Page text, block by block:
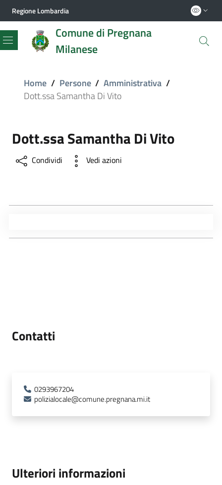
Regione Lombardia
Comune di Pregnana
Milanese
Menu
Home / Persone / Amministrativa /
Dott.ssa Samantha Di Vito
Dott.ssa Samantha Di Vito
Condividi Vedi azioni
Contatti
0293967204
polizialocale@comune.pregnana.mi.it
Ulteriori informazioni